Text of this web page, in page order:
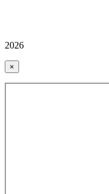
2026
×